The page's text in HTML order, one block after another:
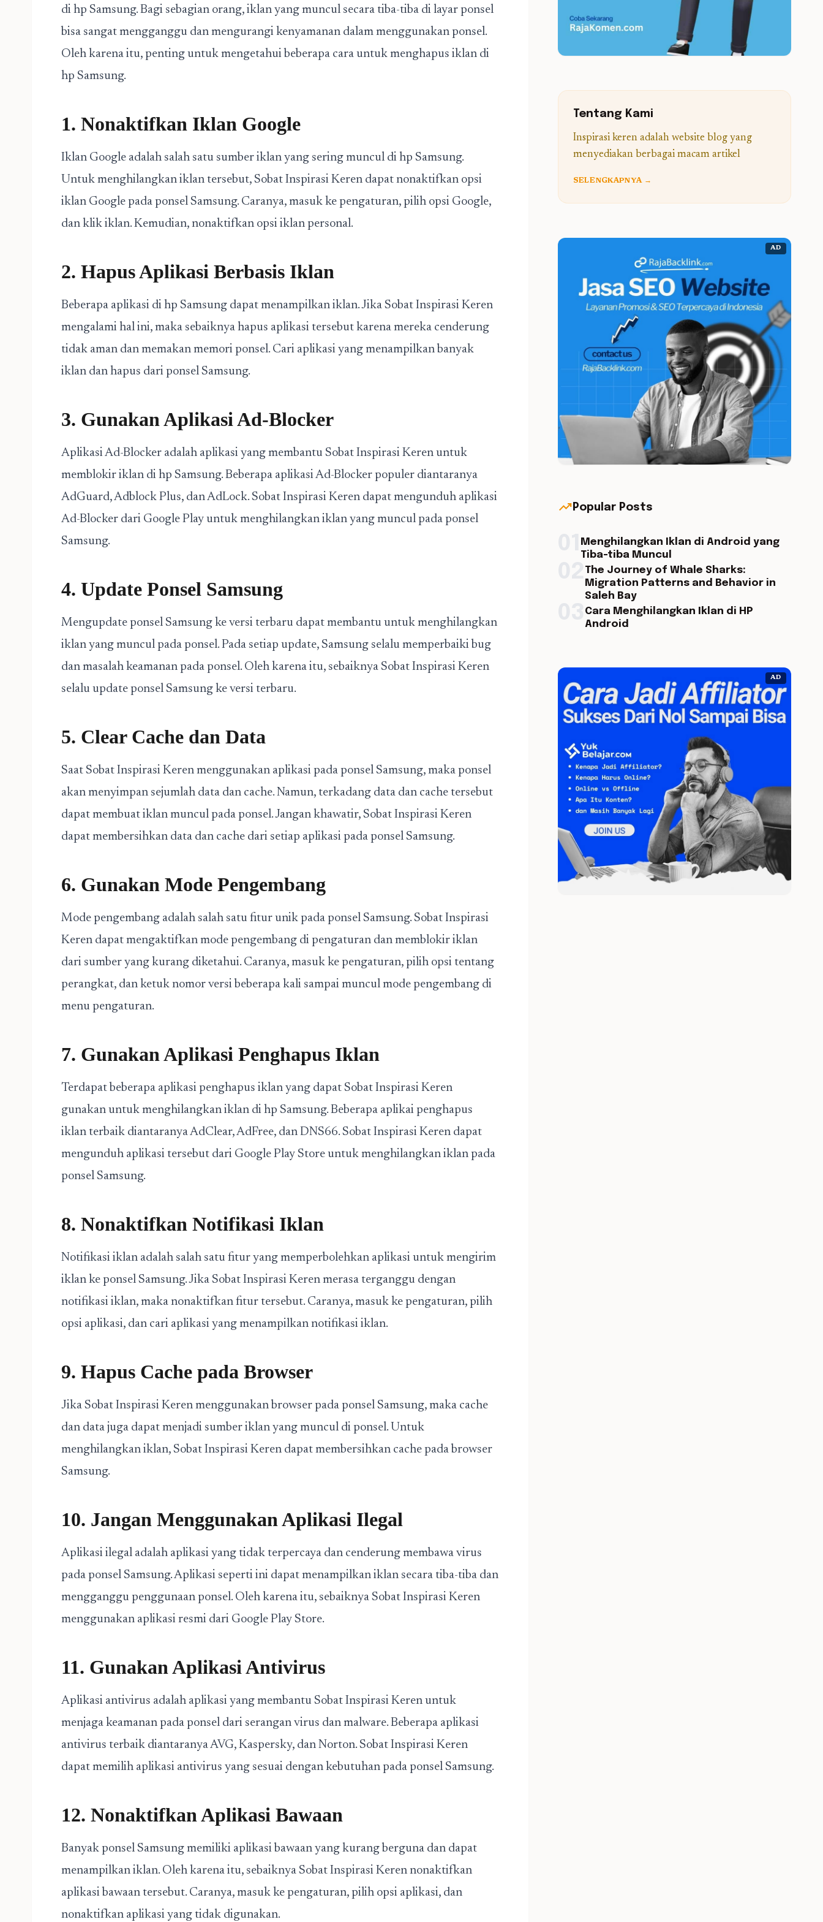
di hp Samsung. Bagi sebagian orang, iklan yang muncul secara tiba-tiba di layar ponsel
bisa sangat mengganggu dan mengurangi kenyamanan dalam menggunakan ponsel.
Oleh karena itu, penting untuk mengetahui beberapa cara untuk menghapus iklan di
hp Samsung.
1. Nonaktifkan Iklan Google
Iklan Google adalah salah satu sumber iklan yang sering muncul di hp Samsung.
Untuk menghilangkan iklan tersebut, Sobat Inspirasi Keren dapat nonaktifkan opsi
iklan Google pada ponsel Samsung. Caranya, masuk ke pengaturan, pilih opsi Google,
dan klik iklan. Kemudian, nonaktifkan opsi iklan personal.
2. Hapus Aplikasi Berbasis Iklan
Beberapa aplikasi di hp Samsung dapat menampilkan iklan. Jika Sobat Inspirasi Keren
mengalami hal ini, maka sebaiknya hapus aplikasi tersebut karena mereka cenderung
tidak aman dan memakan memori ponsel. Cari aplikasi yang menampilkan banyak
iklan dan hapus dari ponsel Samsung.
3. Gunakan Aplikasi Ad-Blocker
Aplikasi Ad-Blocker adalah aplikasi yang membantu Sobat Inspirasi Keren untuk
memblokir iklan di hp Samsung. Beberapa aplikasi Ad-Blocker populer diantaranya
AdGuard, Adblock Plus, dan AdLock. Sobat Inspirasi Keren dapat mengunduh aplikasi
Ad-Blocker dari Google Play untuk menghilangkan iklan yang muncul pada ponsel
Samsung.
4. Update Ponsel Samsung
Mengupdate ponsel Samsung ke versi terbaru dapat membantu untuk menghilangkan
iklan yang muncul pada ponsel. Pada setiap update, Samsung selalu memperbaiki bug
dan masalah keamanan pada ponsel. Oleh karena itu, sebaiknya Sobat Inspirasi Keren
selalu update ponsel Samsung ke versi terbaru.
5. Clear Cache dan Data
Saat Sobat Inspirasi Keren menggunakan aplikasi pada ponsel Samsung, maka ponsel
akan menyimpan sejumlah data dan cache. Namun, terkadang data dan cache tersebut
dapat membuat iklan muncul pada ponsel. Jangan khawatir, Sobat Inspirasi Keren
dapat membersihkan data dan cache dari setiap aplikasi pada ponsel Samsung.
6. Gunakan Mode Pengembang
Mode pengembang adalah salah satu fitur unik pada ponsel Samsung. Sobat Inspirasi
Keren dapat mengaktifkan mode pengembang di pengaturan dan memblokir iklan
dari sumber yang kurang diketahui. Caranya, masuk ke pengaturan, pilih opsi tentang
perangkat, dan ketuk nomor versi beberapa kali sampai muncul mode pengembang di
menu pengaturan.
7. Gunakan Aplikasi Penghapus Iklan
Terdapat beberapa aplikasi penghapus iklan yang dapat Sobat Inspirasi Keren
gunakan untuk menghilangkan iklan di hp Samsung. Beberapa aplikai penghapus
iklan terbaik diantaranya AdClear, AdFree, dan DNS66. Sobat Inspirasi Keren dapat
mengunduh aplikasi tersebut dari Google Play Store untuk menghilangkan iklan pada
ponsel Samsung.
8. Nonaktifkan Notifikasi Iklan
Notifikasi iklan adalah salah satu fitur yang memperbolehkan aplikasi untuk mengirim
iklan ke ponsel Samsung. Jika Sobat Inspirasi Keren merasa terganggu dengan
notifikasi iklan, maka nonaktifkan fitur tersebut. Caranya, masuk ke pengaturan, pilih
opsi aplikasi, dan cari aplikasi yang menampilkan notifikasi iklan.
9. Hapus Cache pada Browser
Jika Sobat Inspirasi Keren menggunakan browser pada ponsel Samsung, maka cache
dan data juga dapat menjadi sumber iklan yang muncul di ponsel. Untuk
menghilangkan iklan, Sobat Inspirasi Keren dapat membersihkan cache pada browser
Samsung.
10. Jangan Menggunakan Aplikasi Ilegal
Aplikasi ilegal adalah aplikasi yang tidak terpercaya dan cenderung membawa virus
pada ponsel Samsung. Aplikasi seperti ini dapat menampilkan iklan secara tiba-tiba dan
mengganggu penggunaan ponsel. Oleh karena itu, sebaiknya Sobat Inspirasi Keren
menggunakan aplikasi resmi dari Google Play Store.
11. Gunakan Aplikasi Antivirus
Aplikasi antivirus adalah aplikasi yang membantu Sobat Inspirasi Keren untuk
menjaga keamanan pada ponsel dari serangan virus dan malware. Beberapa aplikasi
antivirus terbaik diantaranya AVG, Kaspersky, dan Norton. Sobat Inspirasi Keren
dapat memilih aplikasi antivirus yang sesuai dengan kebutuhan pada ponsel Samsung.
12. Nonaktifkan Aplikasi Bawaan
Banyak ponsel Samsung memiliki aplikasi bawaan yang kurang berguna dan dapat
menampilkan iklan. Oleh karena itu, sebaiknya Sobat Inspirasi Keren nonaktifkan
aplikasi bawaan tersebut. Caranya, masuk ke pengaturan, pilih opsi aplikasi, dan
nonaktifkan aplikasi yang tidak digunakan.
Tentang Kami
Inspirasi keren adalah website blog yang
menyediakan berbagai macam artikel
SELENGKAPNYA →
AD
trending_up Popular Posts
Menghilangkan Iklan di Android yang
Tiba-tiba Muncul
The Journey of Whale Sharks:
Migration Patterns and Behavior in
Saleh Bay
Cara Menghilangkan Iklan di HP
Android
AD